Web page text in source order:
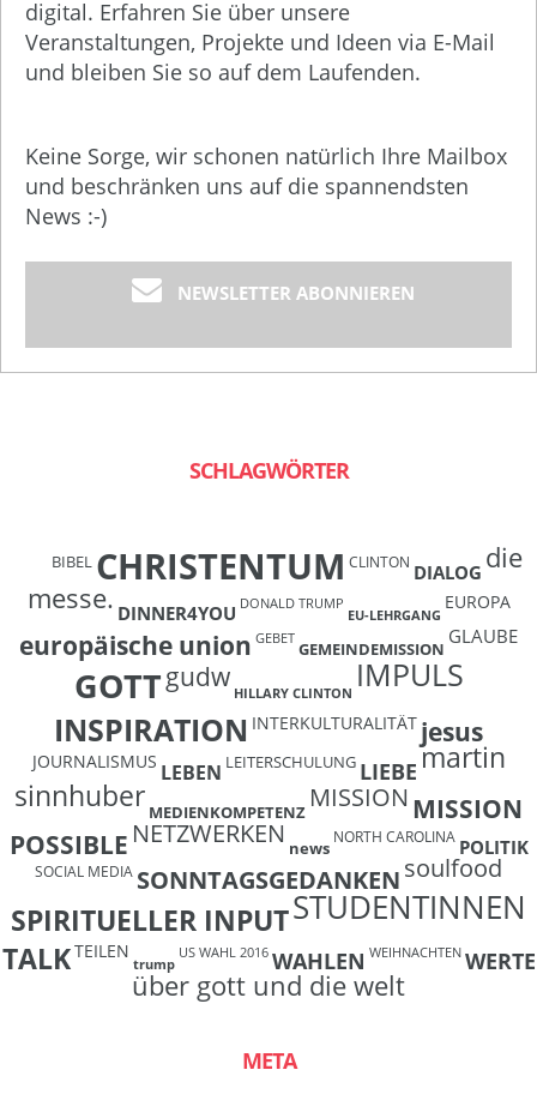
digital. Erfahren Sie über unsere
Veranstaltungen, Projekte und Ideen via E-Mail
und bleiben Sie so auf dem Laufenden.
Keine Sorge, wir schonen natürlich Ihre Mailbox
und beschränken uns auf die spannendsten
News :-)
NEWSLETTER ABONNIEREN
SCHLAGWÖRTER
BIBEL CHRISTENTUM CLINTON DIALOG die
messe. DINNER4YOU DONALD TRUMP
EU-LEHRGANG
EUROPA
europäische union GEBET GEMEINDEMISSION
GLAUBE
GOTTgudw HILLARY CLINTON IMPULS
INSPIRATION INTERKULTURALITÄT jesus
JOURNALISMUS LEBEN LEITERSCHULUNG LIEBEmartin
sinnhuber MEDIENKOMPETENZ MISSION MISSION
POSSIBLE NETZWERKEN news
NORTH CAROLINA POLITIK
SOCIAL MEDIA SONNTAGSGEDANKENsoulfood
SPIRITUELLER INPUTSTUDENTINNEN
TALKTEILEN
trump
US WAHL 2016 WAHLEN WEIHNACHTEN WERTE
über gott und die welt
META